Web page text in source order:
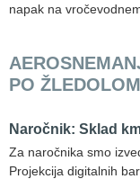
napak na
PO
Naročnik: Sklad
Za naročnika smo
Projekcija digitalnih